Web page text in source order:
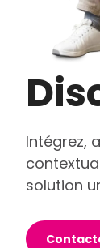
Intégrez,
solution